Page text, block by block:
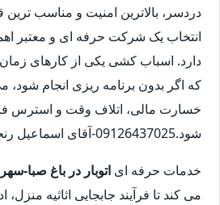
دردسر، بالاترین امنیت و مناسب ترین
انتخاب یک شرکت حرفه ای و معتبر
دارد. اسباب کشی یکی از کارهای
که اگر بدون برنامه ریزی انجام شود،
خسارت مالی، اتلاف وقت و استرس
شود.09126437025-آقای اسماعیل رنجبر
خدمات حرفه ای اتوبار در باغ صبا-
می کند تا فرآیند جابجایی اثاثیه منزل،